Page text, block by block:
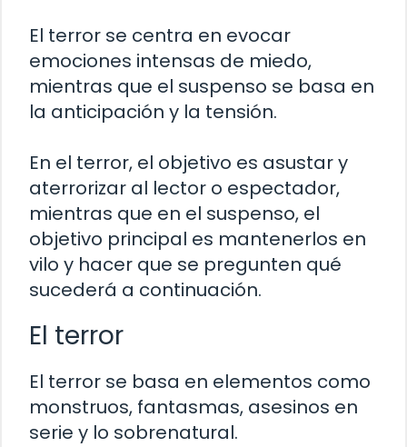
El terror se centra en evocar
emociones intensas de miedo,
mientras que el suspenso se basa en
la anticipación y la tensión.
En el terror, el objetivo es asustar y
aterrorizar al lector o espectador,
mientras que en el suspenso, el
objetivo principal es mantenerlos en
vilo y hacer que se pregunten qué
sucederá a continuación.
El terror
El terror se basa en elementos como
monstruos, fantasmas, asesinos en
serie y lo sobrenatural.